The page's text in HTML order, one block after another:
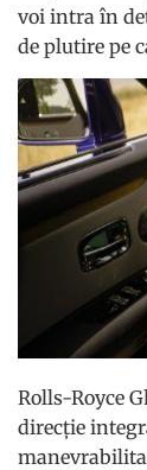
voi intra în
de plutire pe
Rolls-Royce
direcție